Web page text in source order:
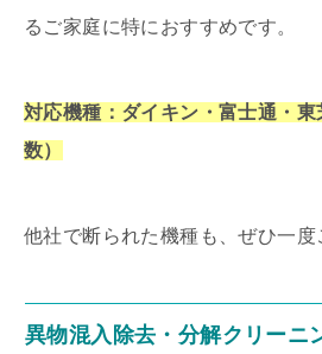
るご家庭に特におすすめです。
対応機種：ダイキン・富士通・
数）
他社で断られた機種も、ぜひ一
異物混入除去・分解クリーニ